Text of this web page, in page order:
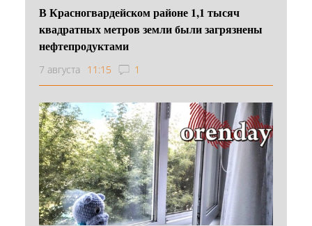
В Красногвардейском районе 1,1 тысяч
квадратных метров земли были загрязнены
нефтепродуктами
7 августа 11:15 1